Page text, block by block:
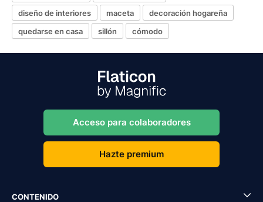
diseño de interiores
maceta
decoración hogareña
quedarse en casa
sillón cómodo
Acceso para colaboradores
Hazte premium
CONTENIDO